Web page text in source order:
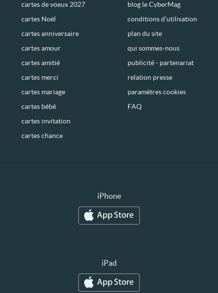
cartes de voeux 2027
cartes Noël
cartes anniversaire
cartes amour
cartes amitié
cartes merci
cartes mariage
cartes bébé
cartes invitation
cartes chance
blog le CyberMag
conditions d’utilisation
plan du site
qui sommes-nous
publicité - partenariat
relation presse
paramètres cookies
FAQ
iPhone
iPad